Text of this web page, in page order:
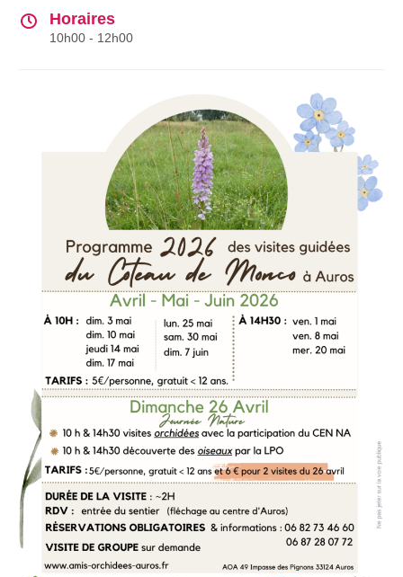
Horaires
10h00 - 12h00